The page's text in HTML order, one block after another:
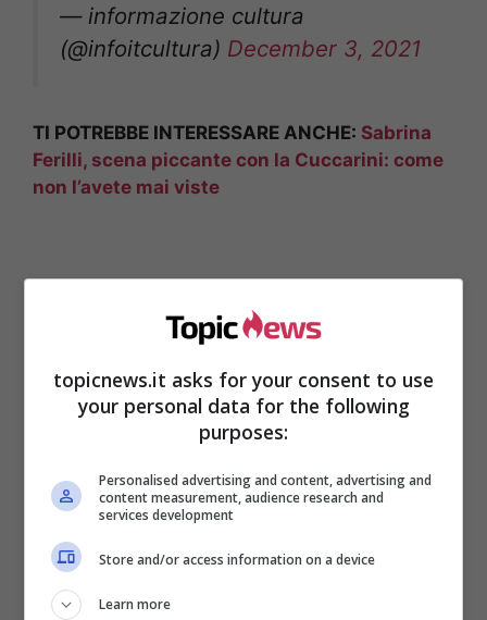
— informazione cultura
(@infoitcultura) December 3, 2021
TI POTREBBE INTERESSARE ANCHE: Sabrina
Ferilli, scena piccante con la Cuccarini: come
non l’avete mai viste
LEGGI QUI:Federica Panicucci e Silvia
Toffanin, sono in competizione: ecco per
quale motivo
topicnews.it asks for your consent to use
your personal data for the following
purposes:
Personalised advertising and content, advertising and
content measurement, audience research and
services development
Store and/or access information on a device
Learn more